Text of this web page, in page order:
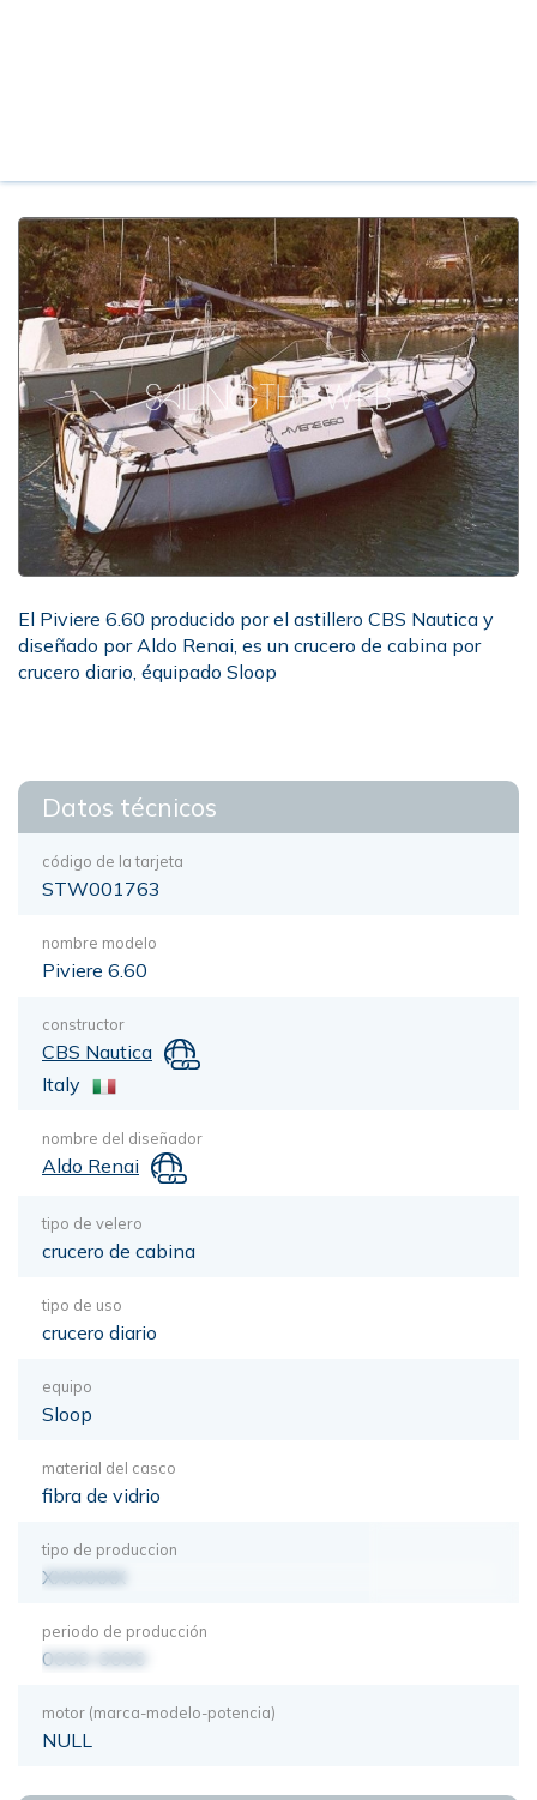
El Piviere 6.60 producido por el astillero CBS Nautica y
diseñado por Aldo Renai, es un crucero de cabina por
crucero diario, équipado Sloop
Datos técnicos
código de la tarjeta
STW001763
nombre modelo
Piviere 6.60
constructor
CBS Nautica
Italy
nombre del diseñador
Aldo Renai
tipo de velero
crucero de cabina
tipo de uso
crucero diario
equipo
Sloop
material del casco
fibra de vidrio
tipo de produccion
XXXXXXX
periodo de producción
0000-0000
motor (marca-modelo-potencia)
NULL